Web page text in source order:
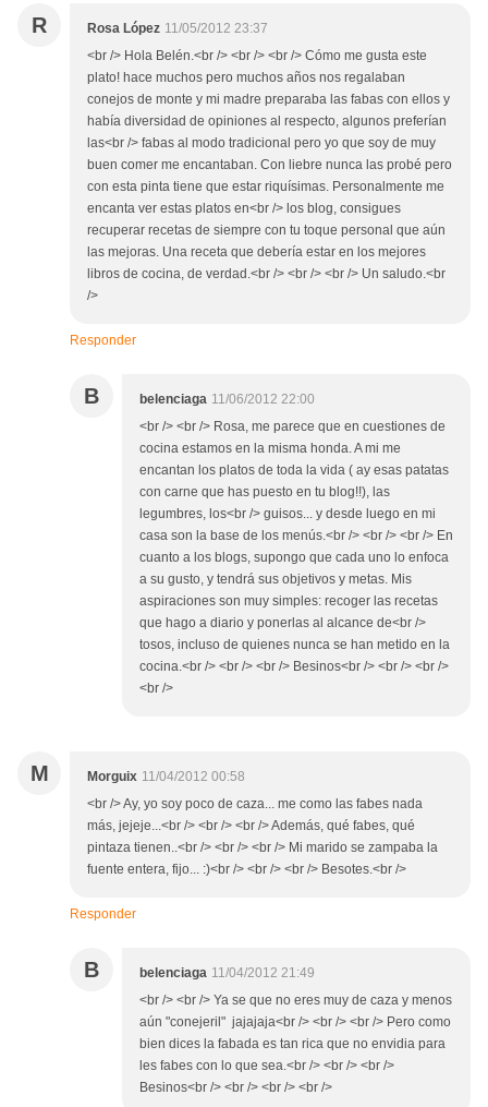
R Rosa López 11/05/2012 23:37
<br /> Hola Belén.<br /> <br /> <br /> Cómo me gusta este
plato! hace muchos pero muchos años nos regalaban
conejos de monte y mi madre preparaba las fabas con ellos y
había diversidad de opiniones al respecto, algunos preferían
las<br /> fabas al modo tradicional pero yo que soy de muy
buen comer me encantaban. Con liebre nunca las probé pero
con esta pinta tiene que estar riquísimas. Personalmente me
encanta ver estas platos en<br /> los blog, consigues
recuperar recetas de siempre con tu toque personal que aún
las mejoras. Una receta que debería estar en los mejores
libros de cocina, de verdad.<br /> <br /> <br /> Un saludo.<br
/>
Responder
B belenciaga 11/06/2012 22:00
<br /> <br /> Rosa, me parece que en cuestiones de
cocina estamos en la misma honda. A mi me
encantan los platos de toda la vida ( ay esas patatas
con carne que has puesto en tu blog!!), las
legumbres, los<br /> guisos... y desde luego en mi
casa son la base de los menús.<br /> <br /> <br /> En
cuanto a los blogs, supongo que cada uno lo enfoca
a su gusto, y tendrá sus objetivos y metas. Mis
aspiraciones son muy simples: recoger las recetas
que hago a diario y ponerlas al alcance de<br />
tosos, incluso de quienes nunca se han metido en la
cocina.<br /> <br /> <br /> Besinos<br /> <br /> <br />
<br />
M Morguix 11/04/2012 00:58
<br /> Ay, yo soy poco de caza... me como las fabes nada
más, jejeje...<br /> <br /> <br /> Además, qué fabes, qué
pintaza tienen..<br /> <br /> <br /> Mi marido se zampaba la
fuente entera, fijo... :)<br /> <br /> <br /> Besotes.<br />
Responder
B belenciaga 11/04/2012 21:49
<br /> <br /> Ya se que no eres muy de caza y menos
aún "conejeril" jajajaja<br /> <br /> <br /> Pero como
bien dices la fabada es tan rica que no envidia para
les fabes con lo que sea.<br /> <br /> <br />
Besinos<br /> <br /> <br /> <br />